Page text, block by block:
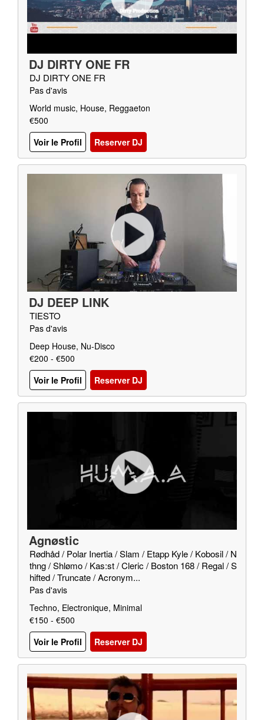
DJ DIRTY ONE FR
DJ DIRTY ONE FR
Pas d'avis
World music, House, Reggaeton
€500
Voir le Profil
Reserver DJ
DJ DEEP LINK
TIESTO
Pas d'avis
Deep House, Nu-Disco
€200 - €500
Voir le Profil
Reserver DJ
Agnøstic
Rødhåd / Polar Inertia / Slam / Etapp Kyle / Kobosil / N
thng / Shlømo / Kas:st / Cleric / Boston 168 / Regal / S
hifted / Truncate / Acronym...
Pas d'avis
Techno, Electronique, Minimal
€150 - €500
Voir le Profil
Reserver DJ